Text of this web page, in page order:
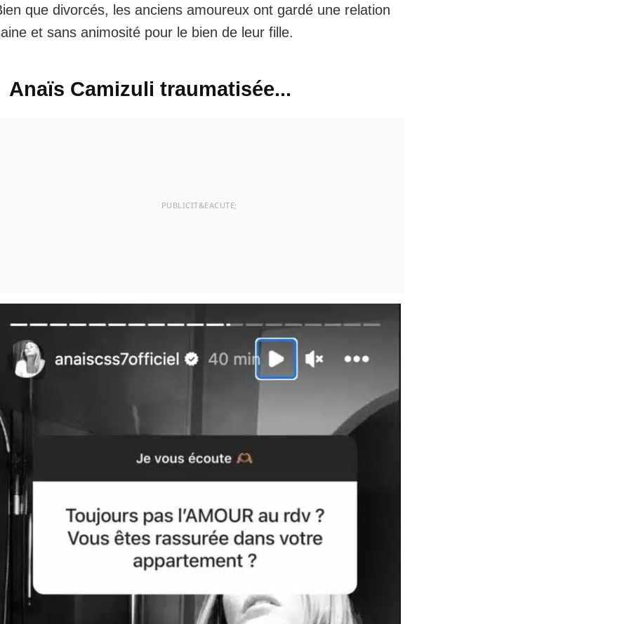
que divorcés, les anciens amoureux ont gardé une relation
et sans animosité pour le bien de leur fille.
Anaïs Camizuli traumatisée...